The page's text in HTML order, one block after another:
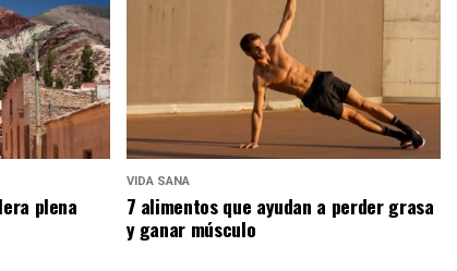
plena
VIDA SANA
7 alimentos que ayudan a perder grasa
y ganar músculo